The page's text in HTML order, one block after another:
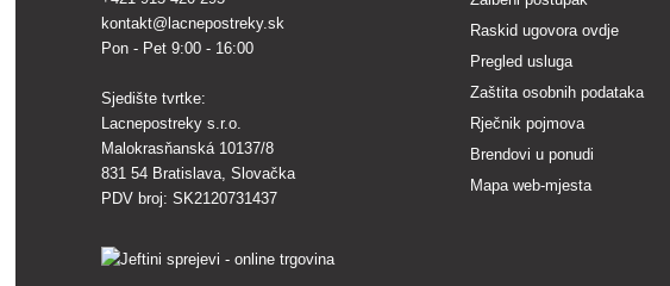
kontakt@lacnepostreky.sk
Pon - Pet 9:00 - 16:00
Sjedište tvrtke:
Lacnepostreky s.r.o.
Malokrasňanská 10137/8
831 54 Bratislava, Slovačka
PDV broj: SK2120731437
Raskid ugovora ovdje
Pregled usluga
Zaštita osobnih podataka
Rječnik pojmova
Brendovi u ponudi
Mapa web-mjesta